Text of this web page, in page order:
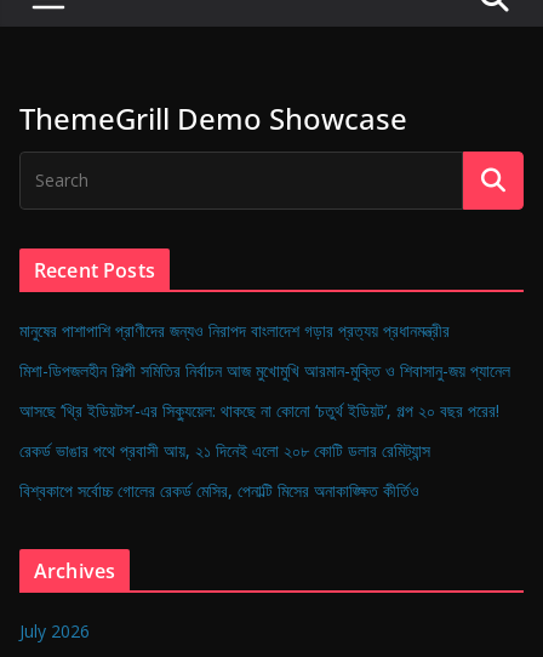
s
e
f
D
i
g
a
l
B
n
g
ThemeGrill Demo Showcase
Recent Posts
মানুষের পাশাপাশি প্রাণীদের জন্যও নিরাপদ বাংলাদেশ গড়ার প্রত্যয় প্রধানমন্ত্রীর
মিশা-ডিপজলহীন শিল্পী সমিতির নির্বাচন আজ মুখোমুখি আরমান-মুক্তি ও শিবাসানু-জয় প্যানেল
আসছে ‘থ্রি ইডিয়টস’-এর সিক্যুয়েল: থাকছে না কোনো ‘চতুর্থ ইডিয়ট’, গল্প ২০ বছর পরের!
রেকর্ড ভাঙার পথে প্রবাসী আয়, ২১ দিনেই এলো ২০৮ কোটি ডলার রেমিট্যান্স
বিশ্বকাপে সর্বোচ্চ গোলের রেকর্ড মেসির, পেনাল্টি মিসের অনাকাঙ্ক্ষিত কীর্তিও
Archives
July 2026